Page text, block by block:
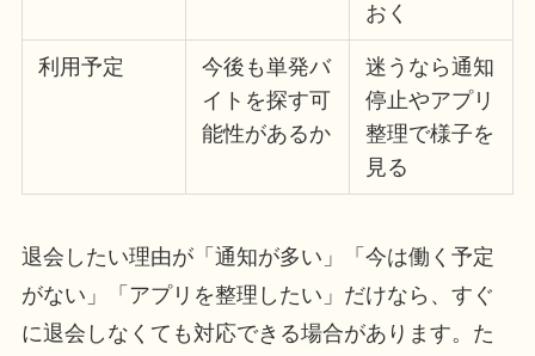
おく
利用予定
今後も単発バ
イトを探す可
能性があるか
迷うなら通知
停止やアプリ
整理で様子を
見る
退会したい理由が「通知が多い」「今は働く予定
がない」「アプリを整理したい」だけなら、すぐ
に退会しなくても対応できる場合があります。た